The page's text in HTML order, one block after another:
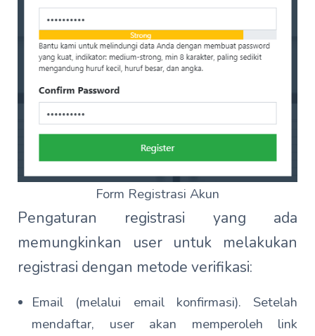
Form Registrasi Akun
Pengaturan registrasi yang ada
memungkinkan user untuk melakukan
registrasi dengan metode verifikasi:
Email (melalui email konfirmasi). Setelah
mendaftar, user akan memperoleh link